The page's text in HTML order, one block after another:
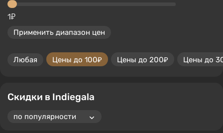
1₽
Применить диапазон цен
Любая Цены до 100₽ Цены до 200₽ Цены до
Скидки в Indiegala